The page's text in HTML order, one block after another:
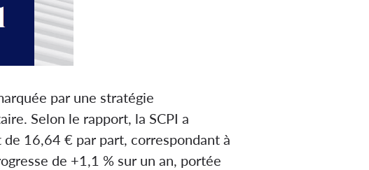
par une stratégie
Selon le rapport, la SCPI a
16,64 € par part, correspondant à
de +1,1 % sur un an, portée